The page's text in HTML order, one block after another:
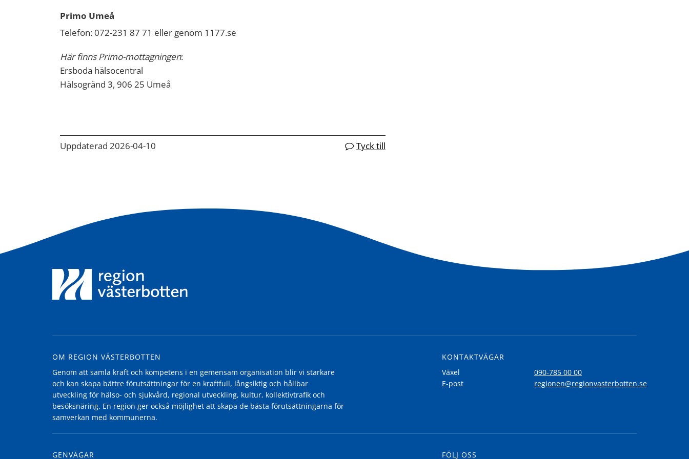
Primo Umeå
Telefon: 072-231 87 71 eller genom 1177.se
Här finns Primo-mottagningen:
Ersboda hälsocentral
Hälsogränd 3, 906 25 Umeå
Uppdaterad 2026-04-10 Tyck till
OM REGION VÄSTERBOTTEN
Genom att samla kraft och kompetens i en gemensam organisation blir vi starkare
och kan skapa bättre förutsättningar för en kraftfull, långsiktig och hållbar
utveckling för hälso- och sjukvård, regional utveckling, kultur, kollektivtrafik och
besöksnäring. En region ger också möjlighet att skapa de bästa förutsättningarna för
samverkan med kommunerna.
KONTAKTVÄGAR
Växel
090-785 00 00
E-post
regionen@regionvasterbotten.se
GENVÄGAR FÖLJ OSS